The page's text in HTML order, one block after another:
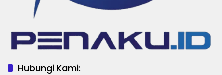
Hubungi Kami: